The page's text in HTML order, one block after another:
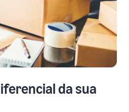
da sua